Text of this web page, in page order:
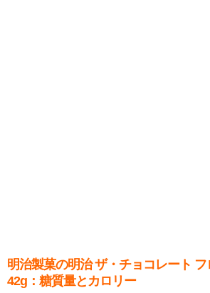
明治製菓の明治 ザ・チョコレート
42g：糖質量とカロリー